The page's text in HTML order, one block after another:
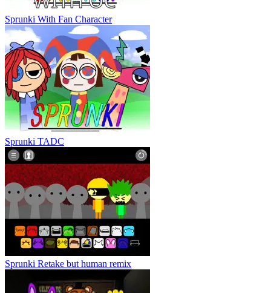
Sprunki With Fan Character
Sprunki TADC
Sprunki Retake but human remix